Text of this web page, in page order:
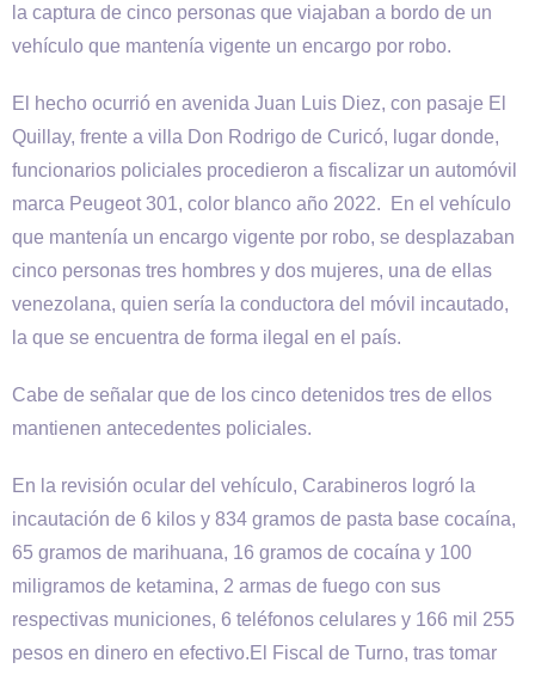
la captura de cinco personas que viajaban a bordo de un
vehículo que mantenía vigente un encargo por robo.
El hecho ocurrió en avenida Juan Luis Diez, con pasaje El
Quillay, frente a villa Don Rodrigo de Curicó, lugar donde,
funcionarios policiales procedieron a fiscalizar un automóvil
marca Peugeot 301, color blanco año 2022. En el vehículo
que mantenía un encargo vigente por robo, se desplazaban
cinco personas tres hombres y dos mujeres, una de ellas
venezolana, quien sería la conductora del móvil incautado,
la que se encuentra de forma ilegal en el país.
Cabe de señalar que de los cinco detenidos tres de ellos
mantienen antecedentes policiales.
En la revisión ocular del vehículo, Carabineros logró la
incautación de 6 kilos y 834 gramos de pasta base cocaína,
65 gramos de marihuana, 16 gramos de cocaína y 100
miligramos de ketamina, 2 armas de fuego con sus
respectivas municiones, 6 teléfonos celulares y 166 mil 255
pesos en dinero en efectivo.El Fiscal de Turno, tras tomar